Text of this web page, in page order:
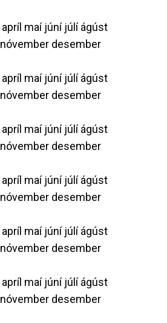
apríl maí júní júlíágúst
nóvember desember
apríl maí júní júlíágúst
nóvember desember
apríl maí júní júlíágúst
nóvember desember
apríl maí júní júlíágúst
nóvember desember
apríl maí júní júlíágúst
nóvember desember
apríl maí júní júlíágúst
nóvember desember